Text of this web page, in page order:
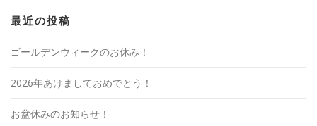
最近の投稿
ゴールデンウィークのお休み！
2026年あけましておめでとう！
お盆休みのお知らせ！